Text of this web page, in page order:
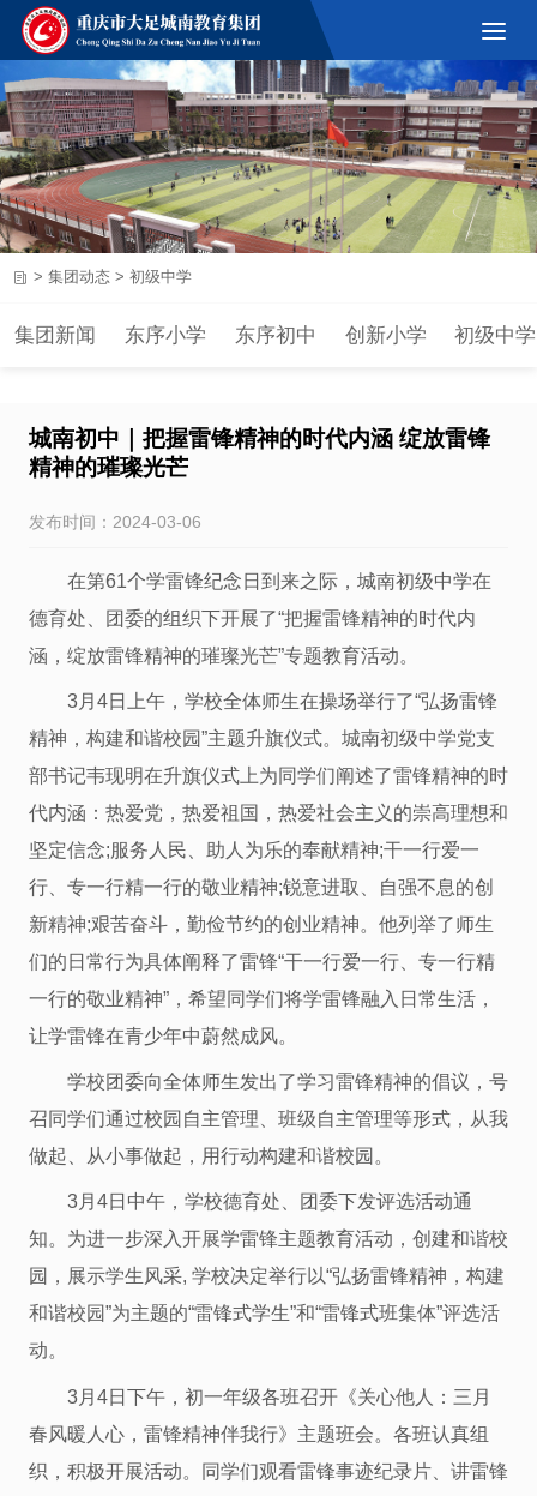
集团新闻 东序小学 东序初中 创新小学 初级中学
> 集团动态> 初级中学
城南初中｜把握雷锋精神的时代内涵 绽放雷锋
精神的璀璨光芒
发布时间：2024-03-06
在第61个学雷锋纪念日到来之际，城南初级中学在
德育处、团委的组织下开展了“把握雷锋精神的时代内
涵，绽放雷锋精神的璀璨光芒”专题教育活动。
3月4日上午，学校全体师生在操场举行了“弘扬雷锋
精神，构建和谐校园”主题升旗仪式。城南初级中学党支
部书记韦现明在升旗仪式上为同学们阐述了雷锋精神的时
代内涵：热爱党，热爱祖国，热爱社会主义的崇高理想和
坚定信念;服务人民、助人为乐的奉献精神;干一行爱一
行、专一行精一行的敬业精神;锐意进取、自强不息的创
新精神;艰苦奋斗，勤俭节约的创业精神。他列举了师生
们的日常行为具体阐释了雷锋“干一行爱一行、专一行精
一行的敬业精神”，希望同学们将学雷锋融入日常生活，
让学雷锋在青少年中蔚然成风。
学校团委向全体师生发出了学习雷锋精神的倡议，号
召同学们通过校园自主管理、班级自主管理等形式，从我
做起、从小事做起，用行动构建和谐校园。
3月4日中午，学校德育处、团委下发评选活动通
知。为进一步深入开展学雷锋主题教育活动，创建和谐校
园，展示学生风采, 学校决定举行以“弘扬雷锋精神，构建
和谐校园”为主题的“雷锋式学生”和“雷锋式班集体”评选活
动。
3月4日下午，初一年级各班召开《关心他人：三月
春风暖人心，雷锋精神伴我行》主题班会。各班认真组
织，积极开展活动。同学们观看雷锋事迹纪录片、讲雷锋